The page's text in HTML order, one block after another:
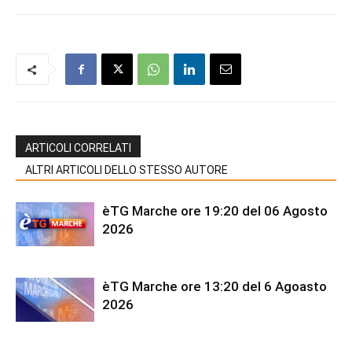
ARTICOLI CORRELATI
ALTRI ARTICOLI DELLO STESSO AUTORE
èTG Marche ore 19:20 del 06 Agosto
2026
èTG Marche ore 13:20 del 6 Agoasto
2026